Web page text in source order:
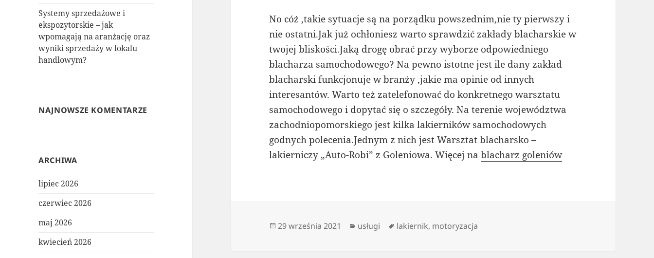
Systemy sprzedażowe i
ekspozytorskie – jak
wpomagają na aranżację oraz
wyniki sprzedaży w lokalu
handlowym?
NAJNOWSZE KOMENTARZE
ARCHIWA
lipiec 2026
czerwiec 2026
maj 2026
kwiecień 2026
No cóż ,takie sytuacje są na porządku powszednim,nie ty pierwszy i
nie ostatni.Jak już ochłoniesz warto sprawdzić zakłady blacharskie w
twojej bliskości.Jaką drogę obrać przy wyborze odpowiedniego
blacharza samochodowego? Na pewno istotne jest ile dany zakład
blacharski funkcjonuje w branży ,jakie ma opinie od innych
interesantów. Warto też zatelefonować do konkretnego warsztatu
samochodowego i dopytać się o szczegóły. Na terenie województwa
zachodniopomorskiego jest kilka lakierników samochodowych
godnych polecenia.Jednym z nich jest Warsztat blacharsko –
lakierniczy „Auto-Robi” z Goleniowa. Więcej nablacharz goleniów
Data
29 września 2021 Kategorie
usługi Tagi
lakiernik, motoryzacja